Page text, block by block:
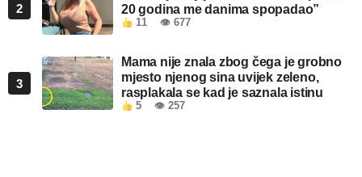
2
20 godina me danima spopadao”
11 👁 677
3
Mama nije znala zbog čega je grobno
mjesto njenog sina uvijek zeleno,
rasplakala se kad je saznala istinu
5 👁 257